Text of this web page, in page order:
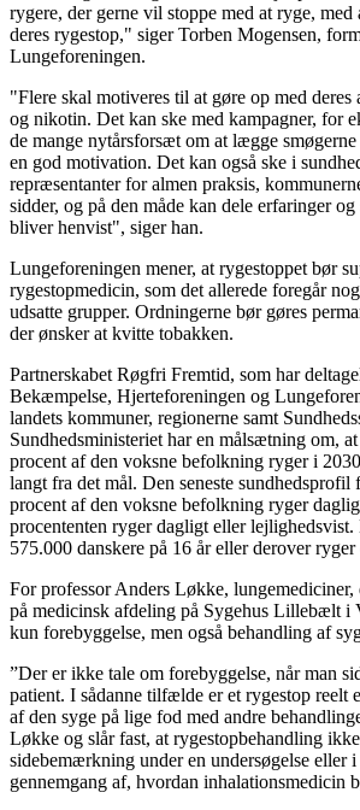
rygere, der gerne vil stoppe med at ryge, med
deres rygestop," siger Torben Mogensen,
Lungeforeningen.
"Flere skal motiveres til at gøre op med
og nikotin. Det kan ske med kampagner, for
de mange nytårsforsæt om at lægge
en god motivation. Det kan også ske i
repræsentanter for almen praksis,
sidder, og på den måde kan dele erfaringer
bliver henvist", siger han.
Lungeforeningen mener, at rygestoppet bør
rygestopmedicin, som det allerede foregår
udsatte grupper. Ordningerne bør gøres
der ønsker at kvitte tobakken.
Partnerskabet Røgfri Fremtid, som har
Bekæmpelse, Hjerteforeningen og
landets kommuner, regionerne samt
Sundhedsministeriet har en målsætning om,
procent af den voksne befolkning ryger i
langt fra det mål. Den seneste sundhedsprofil
procent af den voksne befolkning ryger
procententen ryger dagligt eller
575.000 danskere på 16 år eller derover
For professor Anders Løkke,
på medicinsk afdeling på Sygehus Lillebælt i
kun forebyggelse, men også behandling af
”Der er ikke tale om forebyggelse, når man
patient. I sådanne tilfælde er et rygestop reelt
af den syge på lige fod med andre
Løkke og slår fast, at rygestopbehandling
sidebemærkning under en undersøgelse eller
gennemgang af, hvordan inhalationsmedicin